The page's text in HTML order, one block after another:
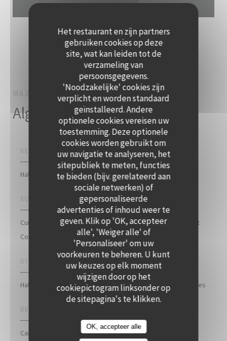
Het restaurant en zijn partners
gebruiken cookies op deze
site, wat kan leiden tot de
verzameling van
persoonsgegevens.
'Noodzakelijke' cookies zijn
verplicht en worden standaard
geïnstalleerd. Andere
optionele cookies vereisen uw
toestemming. Deze optionele
cookies worden gebruikt om
uw navigatie te analyseren, het
sitepubliek te meten, functies
te bieden (bijv. gerelateerd aan
sociale netwerken) of
gepersonaliseerde
advertenties of inhoud weer te
geven. Klik op 'OK, accepteer
alle', 'Weiger alle' of
'Personaliseer' om uw
voorkeuren te beheren. U kunt
uw keuzes op elk moment
wijzigen door op het
cookiepictogram linksonder op
de sitepagina's te klikken.
OK, accepteer alle
MAZMEZ CUISINE À PARTAGERPARIS
Algemene informatie
KEUKEN
Halal, Vegetalian, veggie, Bistronomique, Libanees
SOORT BEDRIJF
Cuisine à partager, Fusion, Libanees restaurant, Restaurant
Contemporain
DIENSTEN
Halal, Kinderen vriendelijk, Veggie vriendelijk, Lunch formules
BETAALMETHODEN
Card, Zonder contact, Apple Pay, Eurocard / Mastercard,
Mazmez